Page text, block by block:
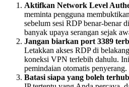
Aktifkan Network Level
meminta pengguna
sebelum sesi RDP benar-benar
banyak upaya serangan sejak
Jangan biarkan port 3389
Letakkan akses RDP di belakang
koneksi VPN terlebih dahulu.
pemindaian otomatis penyerang.
Batasi siapa yang boleh